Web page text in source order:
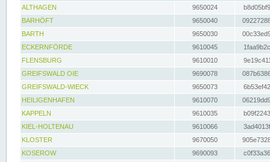
ALTHAGEN
9650024
BARHÖFT
9650040
BARTH
9650030
ECKERNFÖRDE
9610045
FLENSBURG
9610010
GREIFSWALD OIE
9690078
GREIFSWALD-WIECK
9650073
HEILIGENHAFEN
9610070
KAPPELN
9610035
KIEL-HOLTENAU
9610066
KLOSTER
9670050
KOSEROW
9690093